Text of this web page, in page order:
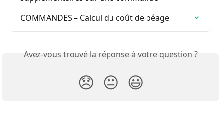
COMMANDES – Calcul du coût de péage
Avez-vous trouvé la réponse à votre question ?
😞 😐 😃